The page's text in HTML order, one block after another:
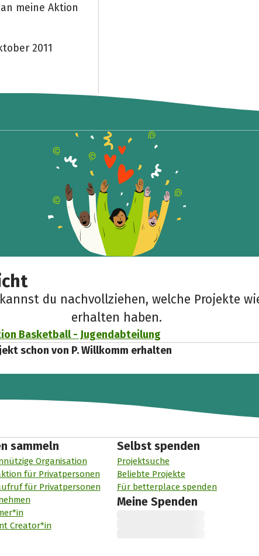
meine Aktion
2011
du nachvollziehen, welche Projekte
erhalten haben.
Basketball - Jugendabteilung
schon von P. Willkomm erhalten
sammeln
Organisation
für Privatpersonen
für Privatpersonen
Creator*in
Selbst spenden
Projektsuche
Beliebte Projekte
Für betterplace spenden
Meine Spenden